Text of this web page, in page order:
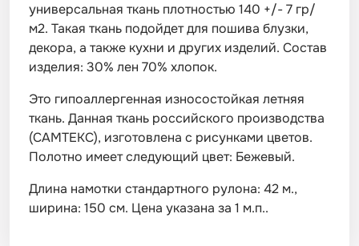
универсальная ткань плотностью 140 +/- 7 гр/
м2. Такая ткань подойдет для пошива блузки,
декора, а также кухни и других изделий. Состав
изделия: 30% лен 70% хлопок.
Это гипоаллергенная износостойкая летняя
ткань. Данная ткань российского производства
(САМТЕКС), изготовлена с рисунками цветов.
Полотно имеет следующий цвет: Бежевый.
Длина намотки стандартного рулона: 42 м.,
ширина: 150 см. Цена указана за 1 м.п..